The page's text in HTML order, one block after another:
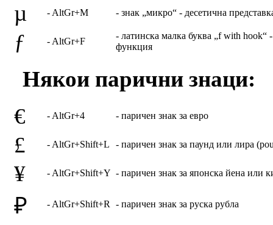
µ - AltGr+M - знак „микро“ - десетична
ƒ - AltGr+F
- латинска малка буква „f with hook“
функция
Някои парични знаци:
€
- AltGr+4 - паричен знак за евро
£ - AltGr+Shift+L - паричен знак за паунд или лира
¥ - AltGr+Shift+Y - паричен знак за японска йена или
₽ - AltGr+Shift+R - паричен знак за руска рубла